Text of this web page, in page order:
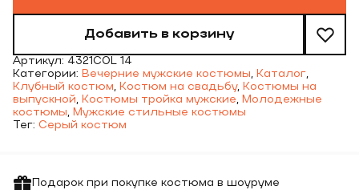
Добавить в корзину
Артикул: 4321COL 14
Категории: Вечерние мужские костюмы, Каталог,
Клубный костюм, Костюм на свадьбу, Костюмы на
выпускной, Костюмы тройка мужские, Молодежные
костюмы, Мужские стильные костюмы
Тег: Серый костюм
Подарок при покупке костюма в шоуруме